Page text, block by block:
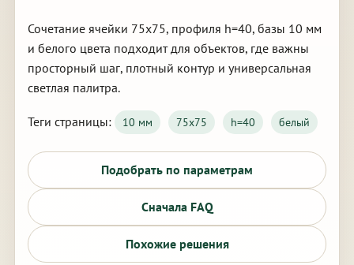
Сочетание ячейки 75х75, профиля h=40, базы 10 мм
и белого цвета подходит для объектов, где важны
просторный шаг, плотный контур и универсальная
светлая палитра.
Теги страницы: 10 мм 75х75 h=40 белый
Подобрать по параметрам
Сначала FAQ
Похожие решения